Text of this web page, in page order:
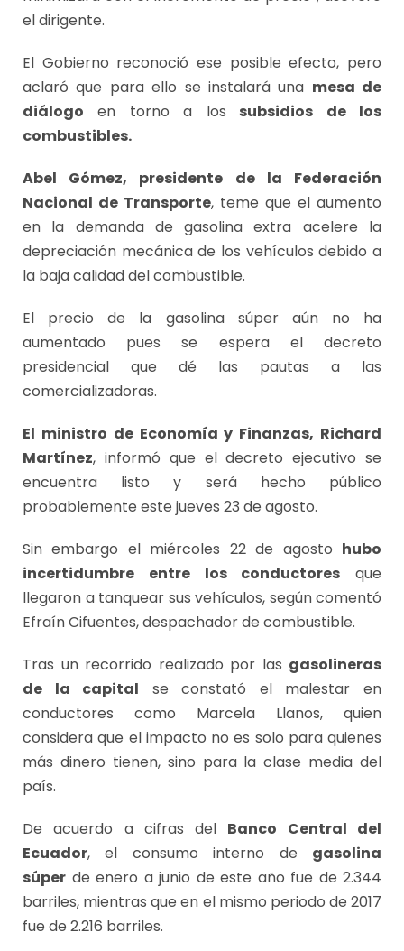
el dirigente.
El Gobierno reconoció ese posible efecto, pero
aclaró que para ello se instalará una mesa de
diálogo en torno a los subsidios de los
combustibles.
Abel Gómez, presidente de la Federación
Nacional de Transporte, teme que el aumento
en la demanda de gasolina extra acelere la
depreciación mecánica de los vehículos debido a
la baja calidad del combustible.
El precio de la gasolina súper aún no ha
aumentado pues se espera el decreto
presidencial que dé las pautas a las
comercializadoras.
El ministro de Economía y Finanzas, Richard
Martínez, informó que el decreto ejecutivo se
encuentra listo y será hecho público
probablemente este jueves 23 de agosto.
Sin embargo el miércoles 22 de agosto hubo
incertidumbre entre los conductores que
llegaron a tanquear sus vehículos, según comentó
Efraín Cifuentes, despachador de combustible.
Tras un recorrido realizado por las gasolineras
de la capital se constató el malestar en
conductores como Marcela Llanos, quien
considera que el impacto no es solo para quienes
más dinero tienen, sino para la clase media del
país.
De acuerdo a cifras del Banco Central del
Ecuador, el consumo interno de gasolina
súper de enero a junio de este año fue de 2.344
barriles, mientras que en el mismo periodo de 2017
fue de 2.216 barriles.